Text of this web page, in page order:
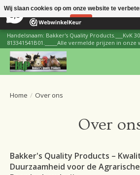
206 Reviews
Handelsnaam: Bakker's Quality Products.___KvK
813341541B01._____Alle vermelde prijzen in onze
Home / Over ons
Over
Bakker's Quality Products –
Duurzaamheid voor de
Wij slaan cookies op om onze website te
Nee